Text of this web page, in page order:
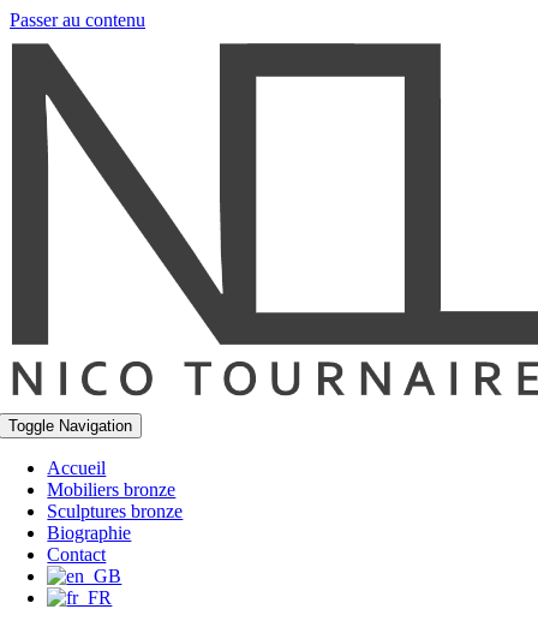
Passer au contenu
Toggle Navigation
Accueil
Mobiliers bronze
Sculptures bronze
Biographie
Contact